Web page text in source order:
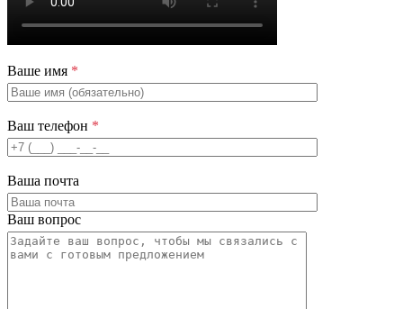
Ваше имя *
Ваш телефон *
Ваша почта
Ваш вопрос